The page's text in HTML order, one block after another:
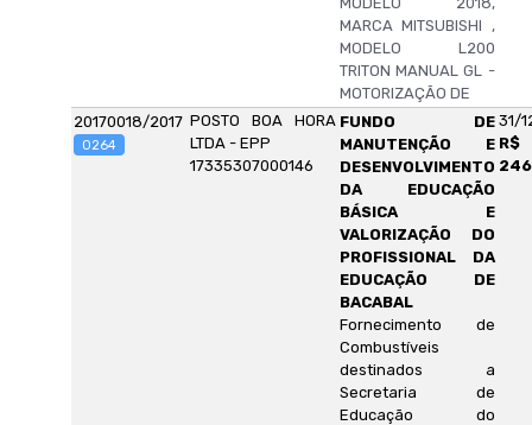
MARCA MITSUBISHI ,
MODELO L200
TRITON MANUAL GL -
MOTORIZAÇÃO DE
20170018/2017
0264
POSTO BOA HORA
LTDA - EPP
17335307000146
FUNDO DE
MANUTENÇÃO E
DESENVOLVIMENTO
DA EDUCAÇÃO
BÁSICA E
VALORIZAÇÃO DO
PROFISSIONAL DA
EDUCAÇÃO DE
BACABAL
Fornecimento de
Combustíveis
destinados a
Secretaria de
Educação do
31/
R$